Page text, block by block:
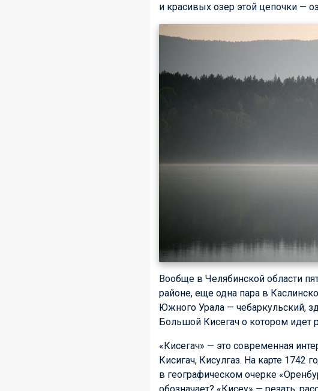
и красивых озер этой цепочки —
Вообще в Челябинской области
районе, еще одна пара в
Южного Урала — чебаркульский,
Большой Кисегач о котором идет
«Кисегач» — это современная
Кисигач, Кисулгаз. На карте 1742
в географическом очерке